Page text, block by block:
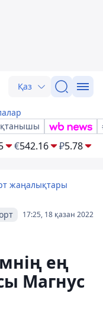
Қаз
€542.16 ₽5.78
жаңалықтары
17:25, 18 қазан 2022
ең
Магнус